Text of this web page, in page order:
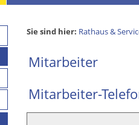
Sie sind hier: Rathaus &
Mitarbeiter
Mitarbeiter-